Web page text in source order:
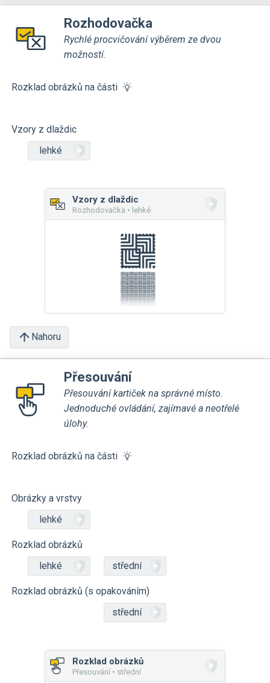
Rozhodovačka
Rychlé procvičování výběrem ze dvou
možností.
Rozklad obrázků na části
Vzory z dlaždic
lehké
Vzory z dlaždic
Rozhodovačka • lehké
Nahoru
Přesouvání
Přesouvání kartiček na správné místo.
Jednoduché ovládání, zajímavé a neotřelé
úlohy.
Rozklad obrázků na části
Obrázky a vrstvy
lehké
Rozklad obrázků
lehké
střední
Rozklad obrázků (s opakováním)
střední
Rozklad obrázků
Přesouvání • střední